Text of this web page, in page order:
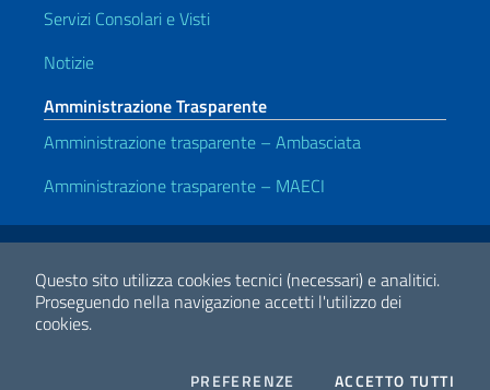
Questo sito utilizza cookies tecnici (necessari) e analitici.
Proseguendo nella navigazione accetti l'utilizzo dei
cookies.
PREFERENZE COOKIESACCETTO TUTTI
Servizi Consolari e Visti
Notizie
Amministrazione Trasparente
Amministrazione trasparente – Ambasciata
Amministrazione trasparente – MAECI
Link Utili